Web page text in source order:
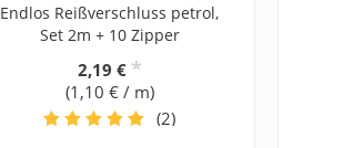
Endlos Reißverschluss petrol,
Set 2m + 10 Zipper
2,19 € *
(1,10 € / m)
(2)